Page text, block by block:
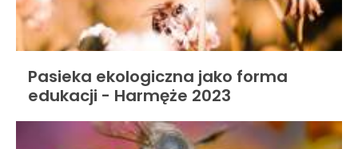
Pasieka ekologiczna jako forma
edukacji - Harmęże 2023